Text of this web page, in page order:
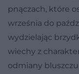
pnączach, które
września do
wydzielając
wiechy z
odmiany